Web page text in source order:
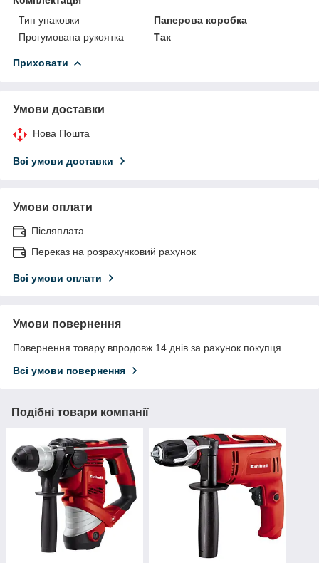
Тип упаковки
Паперова коробка
Прогумована рукоятка
Так
Приховати
Умови доставки
Нова Пошта
Всі умови доставки
Умови оплати
Післяплата
Переказ на розрахунковий рахунок
Всі умови оплати
Умови повернення
Повернення товару впродовж 14 днів за рахунок покупця
Всі умови повернення
Подібні товари компанії